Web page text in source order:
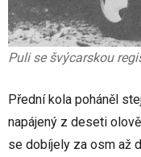
Puli se švýcarskou
Přední kola poháněl
napájený z deseti
se dobíjely za osm až